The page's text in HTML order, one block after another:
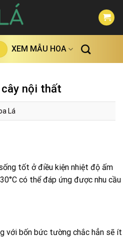
XEM MẪU HOA
nội thất
Lá
tốt ở điều kiện nhiệt độ ấm
có thể đáp ứng được nhu cầu
với bốn bức tường chắc hẳn sẽ ít